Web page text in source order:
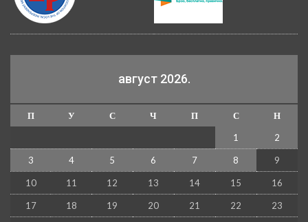
август 2026.
П У С Ч П С
Н
1
2
3 4 5 6 7 8 9
10 11 12 13 14 15 16
17 18 19 20 21 22 23